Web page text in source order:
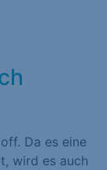
Da es eine
wird es auch